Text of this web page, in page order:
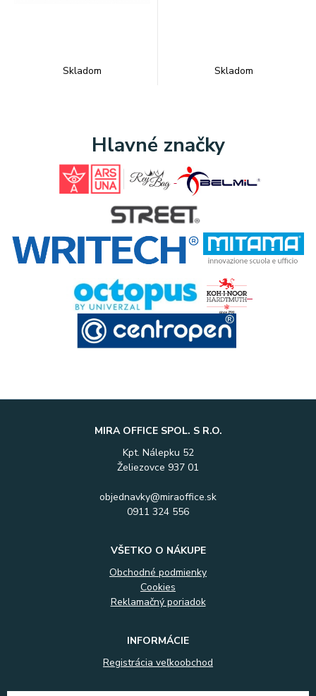
Skladom Skladom
Hlavné značky
MIRA OFFICE SPOL. S R.O.
Kpt. Nálepku 52
Želiezovce 937 01
objednavky@miraoffice.sk
0911 324 556
VŠETKO O NÁKUPE
Obchodné podmienky
Cookies
Reklamačný poriadok
INFORMÁCIE
Registrácia veľkoobchod